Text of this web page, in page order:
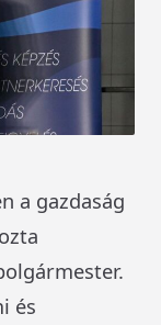
a gazdaság
és